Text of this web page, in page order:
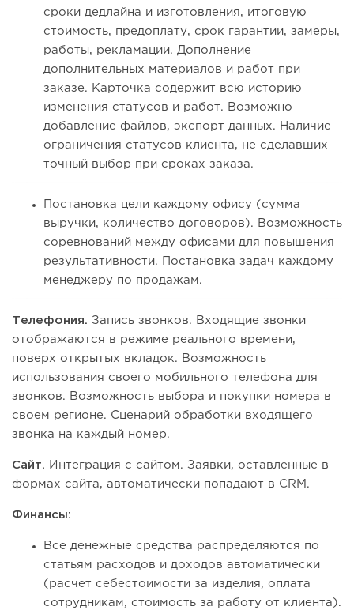
сроки дедлайна и изготовления, итоговую
стоимость, предоплату, срок гарантии, замеры,
работы, рекламации. Дополнение
дополнительных материалов и работ при
заказе. Карточка содержит всю историю
изменения статусов и работ. Возможно
добавление файлов, экспорт данных. Наличие
ограничения статусов клиента, не сделавших
точный выбор при сроках заказа.
Постановка цели каждому офису (сумма
выручки, количество договоров). Возможность
соревнований между офисами для повышения
результативности. Постановка задач каждому
менеджеру по продажам.
Телефония. Запись звонков. Входящие звонки
отображаются в режиме реального времени,
поверх открытых вкладок. Возможность
использования своего мобильного телефона для
звонков. Возможность выбора и покупки номера в
своем регионе. Сценарий обработки входящего
звонка на каждый номер.
Сайт. Интеграция с сайтом. Заявки, оставленные в
формах сайта, автоматически попадают в CRM.
Финансы:
Все денежные средства распределяются по
статьям расходов и доходов автоматически
(расчет себестоимости за изделия, оплата
сотрудникам, стоимость за работу от клиента).